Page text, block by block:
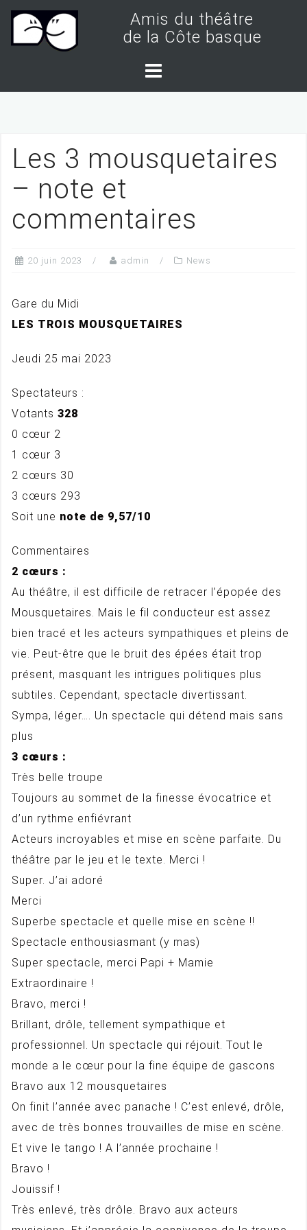
t
Amis du théâtre
de la Côte basque
Les 3 mousquetaires
– note et
commentaires
20 juin 2023 admin News
Gare du Midi
LES TROIS MOUSQUETAIRES
Jeudi 25 mai 2023
Spectateurs :
Votants 328
0 cœur 2
1 cœur 3
2 cœurs 30
3 cœurs 293
Soit une note de 9,57/10
Commentaires
2 cœurs :
Au théâtre, il est difficile de retracer l’épopée des
Mousquetaires. Mais le fil conducteur est assez
bien tracé et les acteurs sympathiques et pleins de
vie. Peut-être que le bruit des épées était trop
présent, masquant les intrigues politiques plus
subtiles. Cependant, spectacle divertissant.
Sympa, léger…. Un spectacle qui détend mais sans
plus
3 cœurs :
Très belle troupe
Toujours au sommet de la finesse évocatrice et
d’un rythme enfiévrant
Acteurs incroyables et mise en scène parfaite. Du
théâtre par le jeu et le texte. Merci !
Super. J’ai adoré
Merci
Superbe spectacle et quelle mise en scène !!
Spectacle enthousiasmant (y mas)
Super spectacle, merci Papi + Mamie
Extraordinaire !
Bravo, merci !
Brillant, drôle, tellement sympathique et
professionnel. Un spectacle qui réjouit. Tout le
monde a le cœur pour la fine équipe de gascons
Bravo aux 12 mousquetaires
On finit l’année avec panache ! C’est enlevé, drôle,
avec de très bonnes trouvailles de mise en scène.
Et vive le tango ! A l’année prochaine !
Bravo !
Jouissif !
Très enlevé, très drôle. Bravo aux acteurs